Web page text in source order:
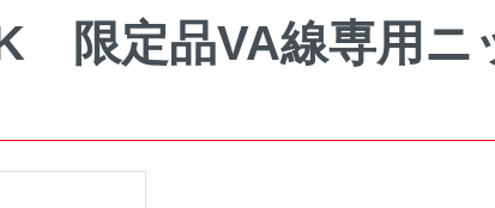
限定品VA線専用ニ